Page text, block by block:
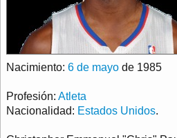
Nacimiento: 6 de mayo de 1985
Profesión: Atleta
Nacionalidad: Estados Unidos.